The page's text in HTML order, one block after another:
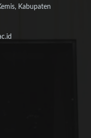
Kabupaten